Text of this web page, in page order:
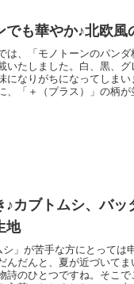
でも華やか♪北欧
は、「モノトーンのパン
いたしました。白、黒、
になりがちになってしま
、「＋（プラス）」の柄
♪カブトムシ、バ
地
シ」が苦手な方にとって
んだんと、夏が近づいて
詩のひとつですね。そこ